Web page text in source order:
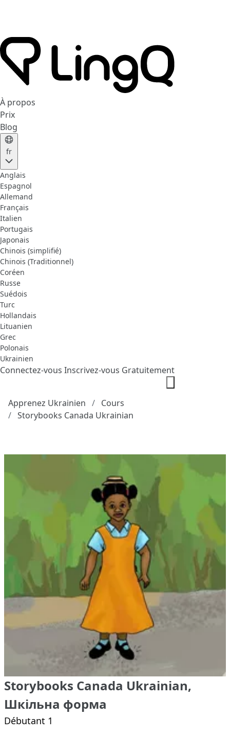
À propos
Prix
Blog
fr
Anglais
Espagnol
Allemand
Français
Italien
Portugais
Japonais
Chinois (simplifié)
Chinois (Traditionnel)
Coréen
Russe
Suédois
Turc
Hollandais
Lituanien
Grec
Polonais
Ukrainien
Connectez-vous Inscrivez-vous Gratuitement
Apprenez Ukrainien
Cours
Storybooks Canada Ukrainian
Storybooks Canada Ukrainian,
Шкільна форма
Débutant 1